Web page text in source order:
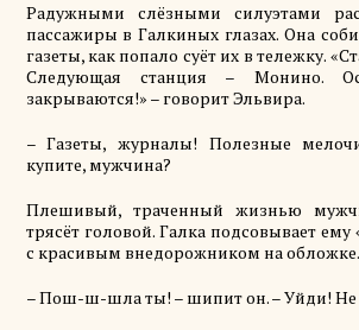
Радужными слёзными силуэтами
пассажиры в Галкиных глазах. Она
газеты, как попало суёт их в тележку.
Следующая станция – Монино.
закрываются!» – говорит Эльвира.
– Газеты, журналы! Полезные
купите, мужчина?
Плешивый, траченный жизнью
трясёт головой. Галка подсовывает ему
с красивым внедорожником на обложке.
– Пош-ш-шла ты! – шипит он. – Уйди! Не